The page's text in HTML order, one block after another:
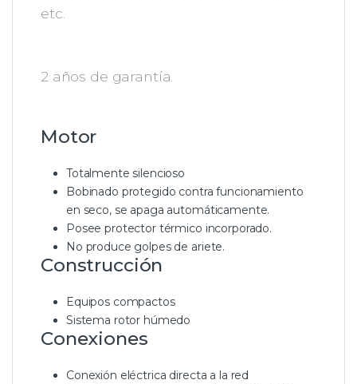
etc.
2 años de garantía.
Motor
Totalmente silencioso
Bobinado protegido contra funcionamiento
en seco, se apaga automáticamente.
Posee protector térmico incorporado.
No produce golpes de ariete.
Construcción
Equipos compactos
Sistema rotor húmedo
Conexiones
Conexión eléctrica directa a la red